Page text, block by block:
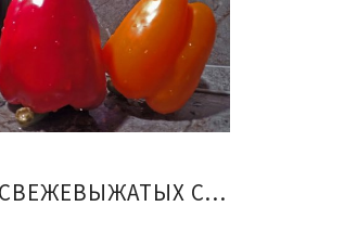
КОКТЕЙЛИ СВЕЖЕВЫЖАТЫХ СОКОВ РЕЦЕПТЫ